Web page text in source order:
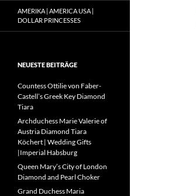
AMERIKA | AMERICA USA |
DOLLAR PRINCESSES
NEUESTE BEITRÄGE
Countess Ottilie von Faber-
Castell’s Greek Key Diamond
Tiara
Archduchess Marie Valerie of
Austria Diamond Tiara
Köchert | Wedding Gifts
|Imperial Habsburg
Queen Mary’s City of London
Diamond and Pearl Choker
Grand Duchess Maria